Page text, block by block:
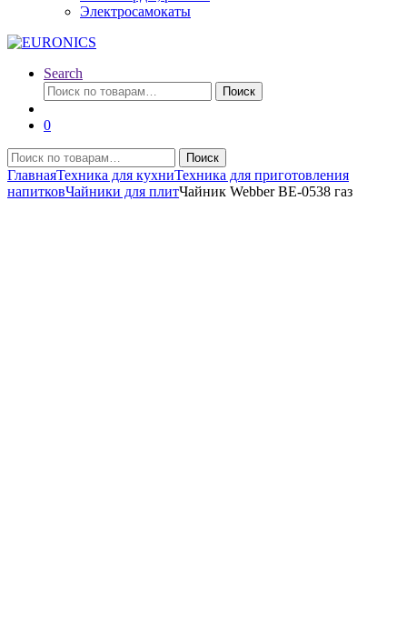
Электросамокаты
Search
Искать:
Поиск
0
Искать:
Поиск
ГлавнаяТехника для кухниТехника для приготовления
напитковЧайники для плитЧайник Webber BE-0538 газ